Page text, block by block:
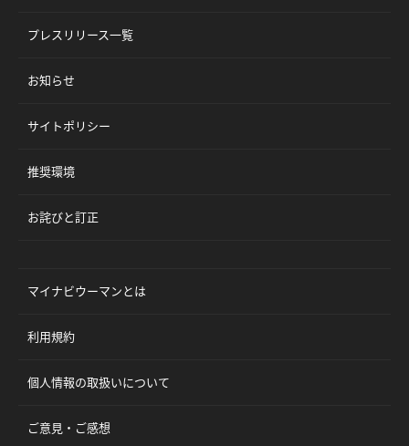
プレスリリース一覧
お知らせ
サイトポリシー
推奨環境
お詫びと訂正
マイナビウーマンとは
利用規約
個人情報の取扱いについて
ご意見・ご感想